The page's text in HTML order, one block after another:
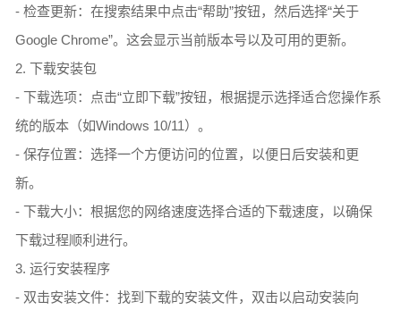
- 检查更新：在搜索结果中点击“帮助”按钮，然后选择“关于
Google Chrome”。这会显示当前版本号以及可用的更新。
2. 下载安装包
- 下载选项：点击“立即下载”按钮，根据提示选择适合您操作系
统的版本（如Windows 10/11）。
- 保存位置：选择一个方便访问的位置，以便日后安装和更
新。
- 下载大小：根据您的网络速度选择合适的下载速度，以确保
下载过程顺利进行。
3. 运行安装程序
- 双击安装文件：找到下载的安装文件，双击以启动安装向